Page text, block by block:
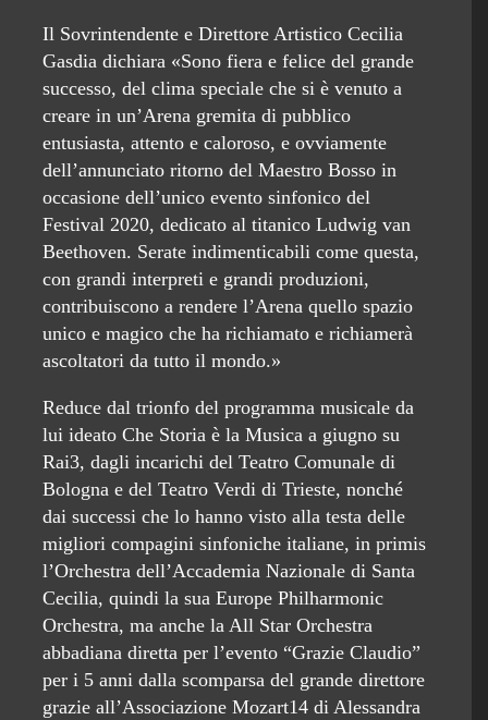
Il Sovrintendente e Direttore Artistico Cecilia
Gasdia dichiara «Sono fiera e felice del grande
successo, del clima speciale che si è venuto a
creare in un’Arena gremita di pubblico
entusiasta, attento e caloroso, e ovviamente
dell’annunciato ritorno del Maestro Bosso in
occasione dell’unico evento sinfonico del
Festival 2020, dedicato al titanico Ludwig van
Beethoven. Serate indimenticabili come questa,
con grandi interpreti e grandi produzioni,
contribuiscono a rendere l’Arena quello spazio
unico e magico che ha richiamato e richiamerà
ascoltatori da tutto il mondo.»
Reduce dal trionfo del programma musicale da
lui ideato Che Storia è la Musica a giugno su
Rai3, dagli incarichi del Teatro Comunale di
Bologna e del Teatro Verdi di Trieste, nonché
dai successi che lo hanno visto alla testa delle
migliori compagini sinfoniche italiane, in primis
l’Orchestra dell’Accademia Nazionale di Santa
Cecilia, quindi la sua Europe Philharmonic
Orchestra, ma anche la All Star Orchestra
abbadiana diretta per l’evento “Grazie Claudio”
per i 5 anni dalla scomparsa del grande direttore
grazie all’Associazione Mozart14 di Alessandra